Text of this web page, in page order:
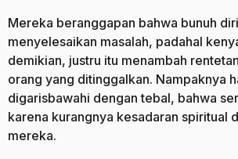
Mereka beranggapan bahwa bunuh
menyelesaikan masalah, padahal
demikian, justru itu menambah
orang yang ditinggalkan. Nampaknya
digarisbawahi dengan tebal, bahwa
karena kurangnya kesadaran spiritual
mereka.